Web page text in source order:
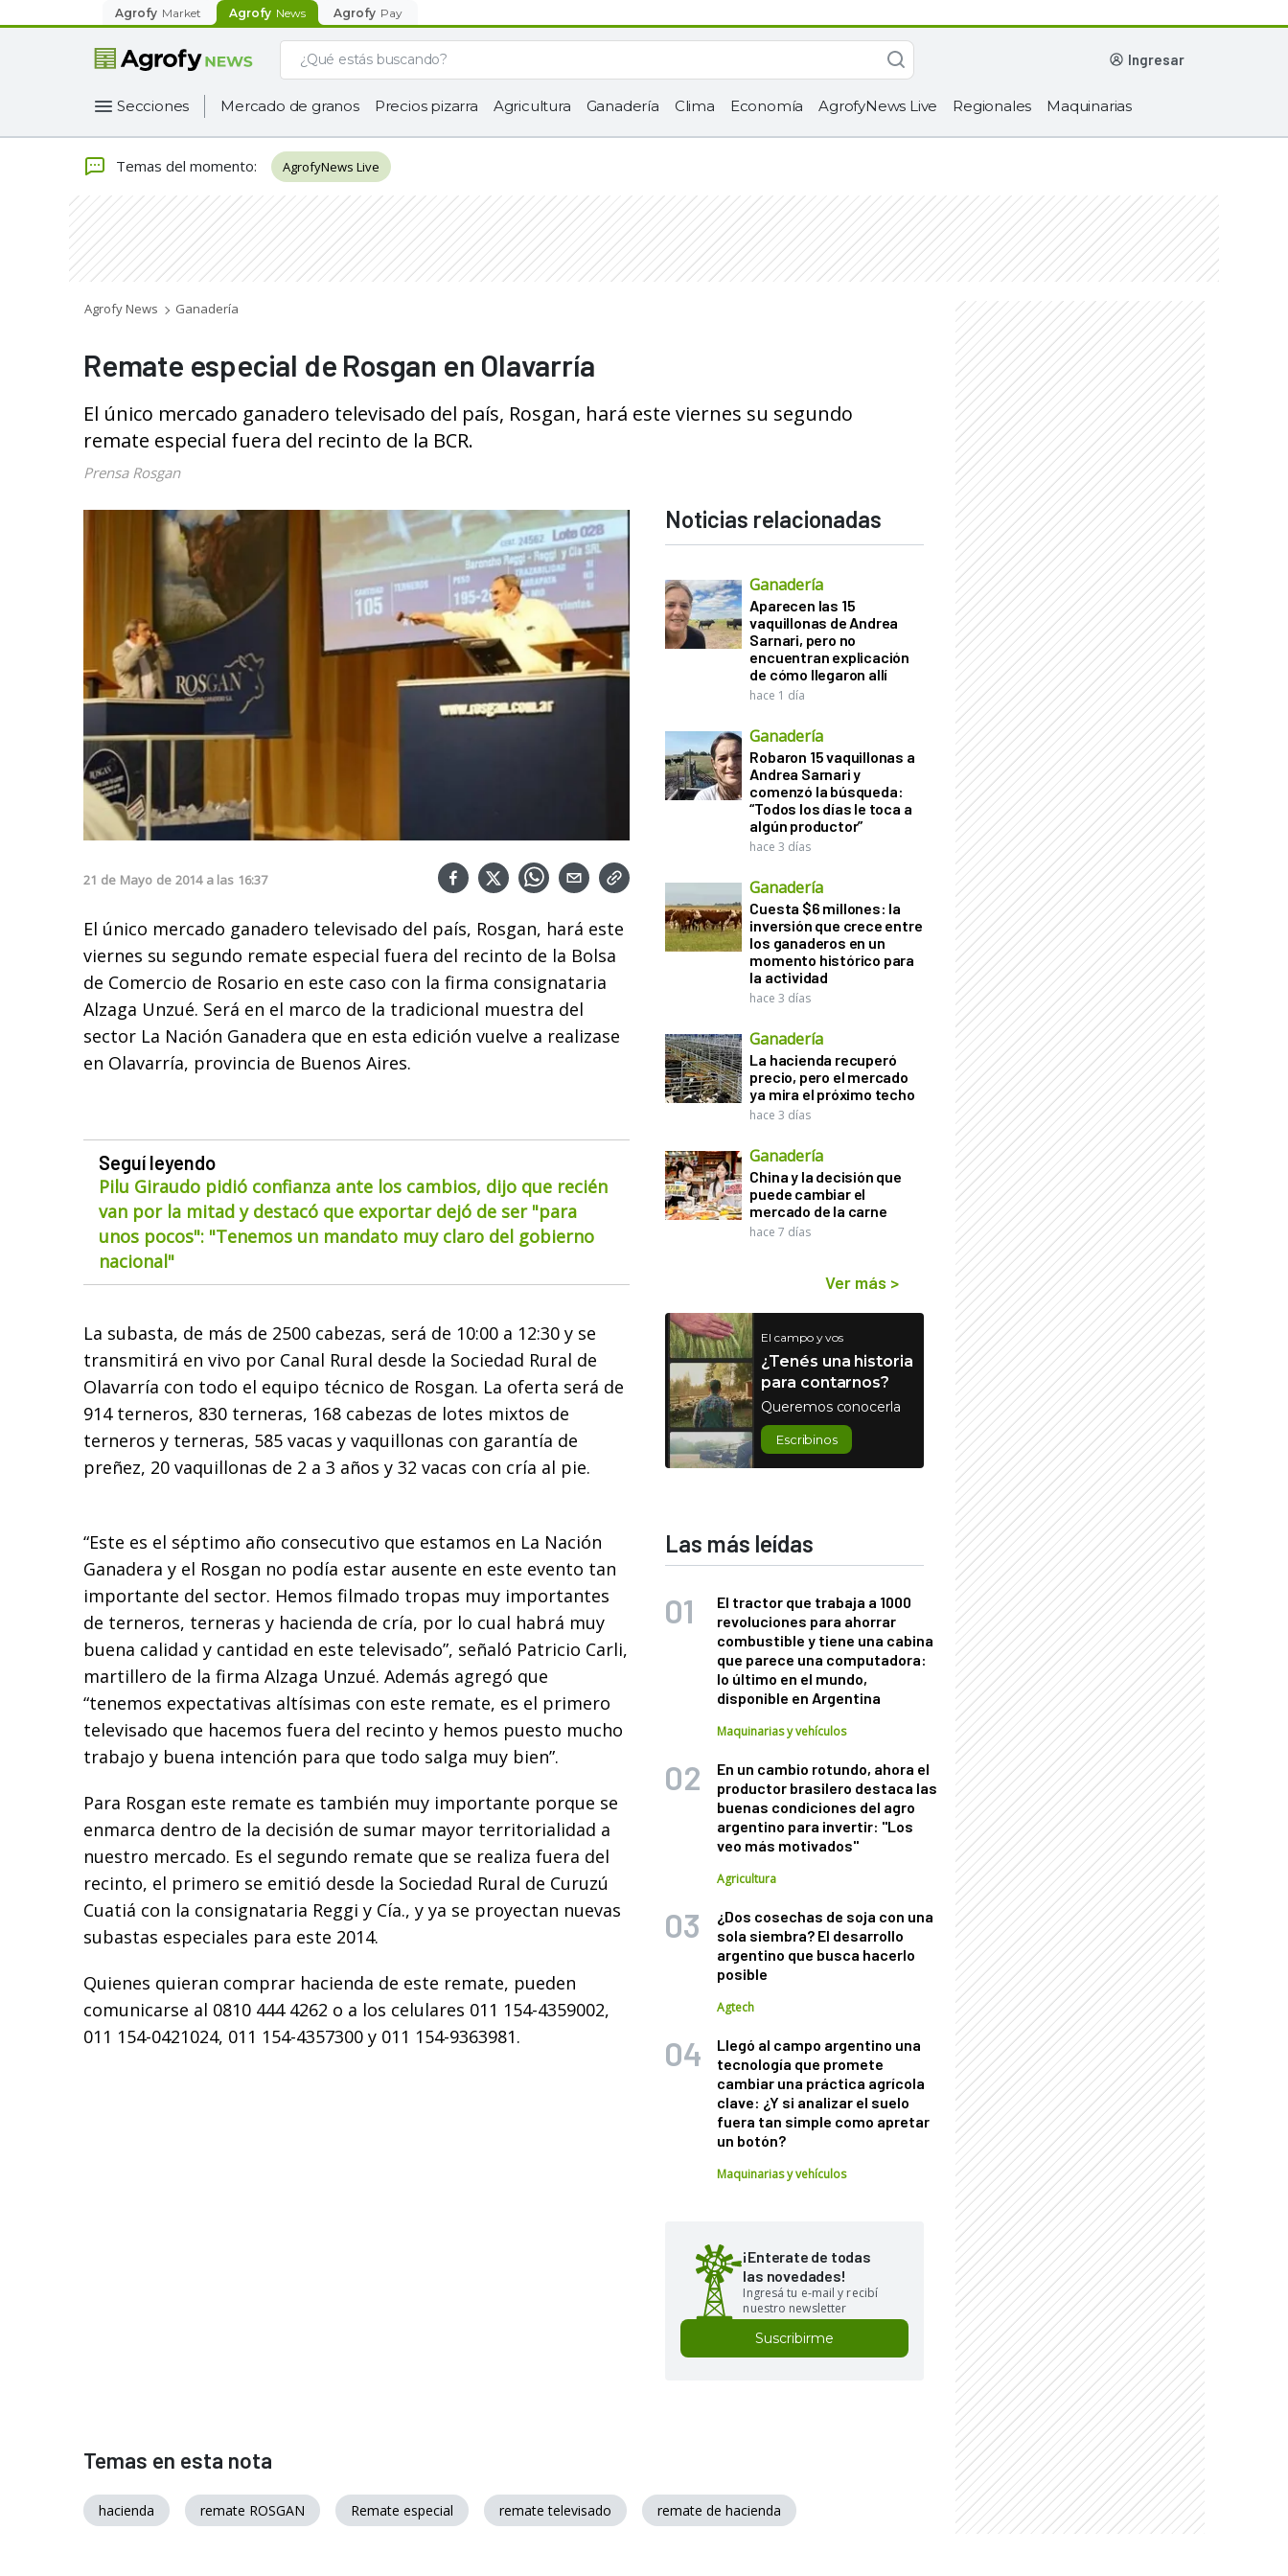
Agrofy Market Agrofy News Agrofy Pay
ingresar
Secciones Mercado de granos Precios pizarra Agricultura Ganadería Clima Economía AgrofyNews Live Regionales Maquinarias
Temas del momento: AgrofyNews Live
Agrofy News Ganadería
Remate especial de Rosgan en Olavarría
El único mercado ganadero televisado del país, Rosgan, hará este viernes su segundo
remate especial fuera del recinto de la BCR.
Prensa Rosgan
21 de Mayo de 2014 a las 16:37
El único mercado ganadero televisado del país, Rosgan, hará este
viernes su segundo remate especial fuera del recinto de la Bolsa
de Comercio de Rosario en este caso con la firma consignataria
Alzaga Unzué. Será en el marco de la tradicional muestra del
sector La Nación Ganadera que en esta edición vuelve a realizase
en Olavarría, provincia de Buenos Aires.
Seguí leyendo
Pilu Giraudo pidió confianza ante los cambios, dijo que recién
van por la mitad y destacó que exportar dejó de ser "para
unos pocos": "Tenemos un mandato muy claro del gobierno
nacional"
La subasta, de más de 2500 cabezas, será de 10:00 a 12:30 y se
transmitirá en vivo por Canal Rural desde la Sociedad Rural de
Olavarría con todo el equipo técnico de Rosgan. La oferta será de
914 terneros, 830 terneras, 168 cabezas de lotes mixtos de
terneros y terneras, 585 vacas y vaquillonas con garantía de
preñez, 20 vaquillonas de 2 a 3 años y 32 vacas con cría al pie.
“Este es el séptimo año consecutivo que estamos en La Nación
Ganadera y el Rosgan no podía estar ausente en este evento tan
importante del sector. Hemos filmado tropas muy importantes
de terneros, terneras y hacienda de cría, por lo cual habrá muy
buena calidad y cantidad en este televisado”, señaló Patricio Carli,
martillero de la firma Alzaga Unzué. Además agregó que
“tenemos expectativas altísimas con este remate, es el primero
televisado que hacemos fuera del recinto y hemos puesto mucho
trabajo y buena intención para que todo salga muy bien”.
Para Rosgan este remate es también muy importante porque se
enmarca dentro de la decisión de sumar mayor territorialidad a
nuestro mercado. Es el segundo remate que se realiza fuera del
recinto, el primero se emitió desde la Sociedad Rural de Curuzú
Cuatiá con la consignataria Reggi y Cía., y ya se proyectan nuevas
subastas especiales para este 2014.
Quienes quieran comprar hacienda de este remate, pueden
comunicarse al 0810 444 4262 o a los celulares 011 154-4359002,
011 154-0421024, 011 154-4357300 y 011 154-9363981.
Noticias relacionadas
Ganadería
Aparecen las 15
vaquillonas de Andrea
Sarnari, pero no
encuentran explicación
de cómo llegaron allí
hace 1 día
Ganadería
Robaron 15 vaquillonas a
Andrea Sarnari y
comenzó la búsqueda:
“Todos los días le toca a
algún productor”
hace 3 días
Ganadería
Cuesta $6 millones: la
inversión que crece entre
los ganaderos en un
momento histórico para
la actividad
hace 3 días
Ganadería
La hacienda recuperó
precio, pero el mercado
ya mira el próximo techo
hace 3 días
Ganadería
China y la decisión que
puede cambiar el
mercado de la carne
hace 7 días
Ver más >
El campo y vos
¿Tenés una historia
para contarnos?
Queremos conocerla
Escribinos
Las más leídas
El tractor que trabaja a 1000
revoluciones para ahorrar
combustible y tiene una cabina
que parece una computadora:
lo último en el mundo,
disponible en Argentina
Maquinarias y vehículos
En un cambio rotundo, ahora el
productor brasilero destaca las
buenas condiciones del agro
argentino para invertir: "Los
veo más motivados"
Agricultura
¿Dos cosechas de soja con una
sola siembra? El desarrollo
argentino que busca hacerlo
posible
Agtech
Llegó al campo argentino una
tecnología que promete
cambiar una práctica agrícola
clave: ¿Y si analizar el suelo
fuera tan simple como apretar
un botón?
Maquinarias y vehículos
¡Enterate de todas
las novedades!
Ingresá tu e-mail y recibí
nuestro newsletter
Suscribirme
Temas en esta nota
hacienda remate ROSGAN Remate especial remate televisado remate de hacienda